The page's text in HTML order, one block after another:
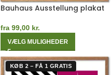
Bauhaus Ausstellung plakat
fra 99,00 kr.
VÆLG MULIGHEDER
KØB 2 – FÅ 1 GRATIS